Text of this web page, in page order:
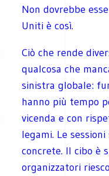
Non dovrebbe
Uniti è così.
Ciò che rende
qualcosa che
sinistra globale:
hanno più tempo
vicenda e con
legami. Le
concrete. Il cibo è
organizzatori